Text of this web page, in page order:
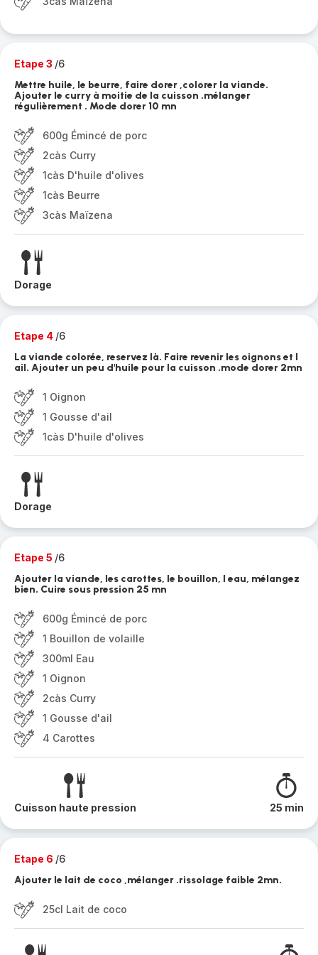
Etape 3 /6
Mettre huile, le beurre, faire dorer ,colorer la viande.
Ajouter le curry à moitie de la cuisson .mélanger
régulièrement . Mode dorer 10 mn
600g Émincé de porc
2càs Curry
1càs D'huile d'olives
1càs Beurre
3càs Maïzena
Dorage
Etape 4 /6
La viande colorée, reservez là. Faire revenir les oignons et l
ail. Ajouter un peu d'huile pour la cuisson .mode dorer 2mn
1 Oignon
1 Gousse d'ail
1càs D'huile d'olives
Dorage
Etape 5 /6
Ajouter la viande, les carottes, le bouillon, l eau, mélangez
bien. Cuire sous pression 25 mn
600g Émincé de porc
1 Bouillon de volaille
300ml Eau
1 Oignon
2càs Curry
1 Gousse d'ail
4 Carottes
Cuisson haute pression 25 min
Etape 6 /6
Ajouter le lait de coco ,mélanger .rissolage faible 2mn.
25cl Lait de coco